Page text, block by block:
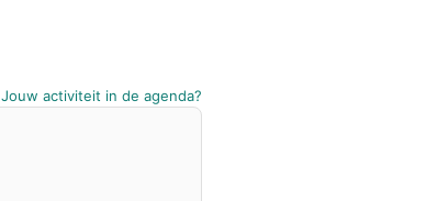
Jouw activiteit in de agenda?